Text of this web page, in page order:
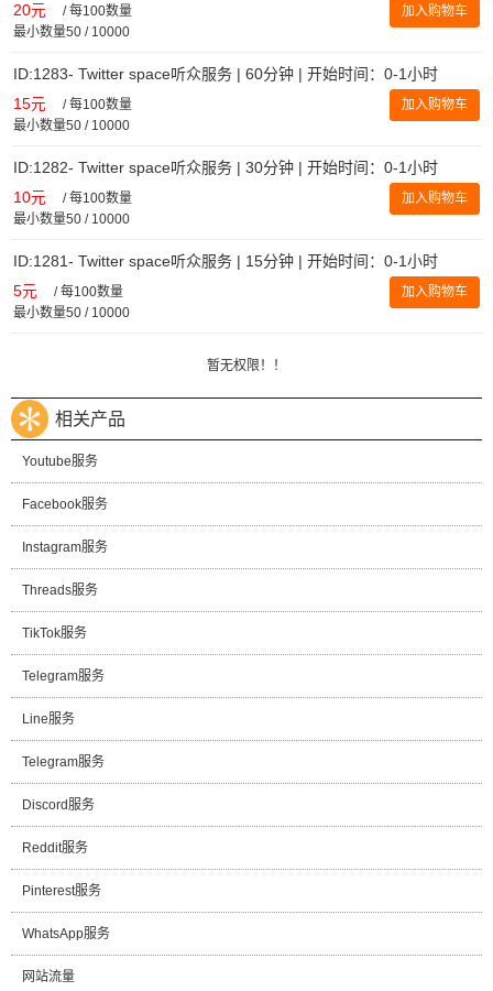
20元 /每100数量
最小数量50 / 10000
加入购物车
ID:1283- Twitter space听众服务 | 60分钟 | 开始时间：0-1小时
15元 /每100数量
最小数量50 / 10000
加入购物车
ID:1282- Twitter space听众服务 | 30分钟 | 开始时间：0-1小时
10元 /每100数量
最小数量50 / 10000
加入购物车
ID:1281- Twitter space听众服务 | 15分钟 | 开始时间：0-1小时
5元 /每100数量
最小数量50 / 10000
加入购物车
暂无权限！！
相关产品
Youtube服务
Facebook服务
Instagram服务
Threads服务
TikTok服务
Telegram服务
Line服务
Telegram服务
Discord服务
Reddit服务
Pinterest服务
WhatsApp服务
网站流量